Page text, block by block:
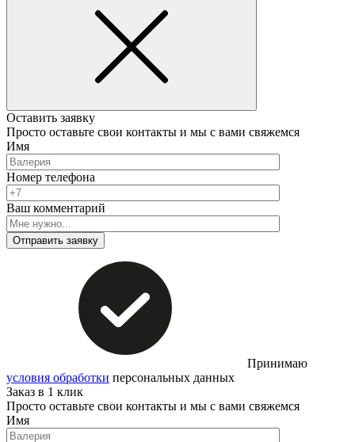
Оставить заявку
Просто оставьте свои контакты и мы с вами свяжемся
Имя
Номер телефона
Ваш комментарий
Отправить заявку
Принимаю
условия обработки персональных данных
Заказ в 1 клик
Просто оставьте свои контакты и мы с вами свяжемся
Имя